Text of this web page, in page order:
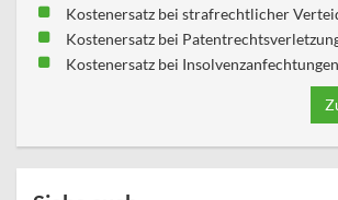
Kostenersatz bei strafrechtlicher
Kostenersatz bei
Kostenersatz bei Insolvenzanfechtungen